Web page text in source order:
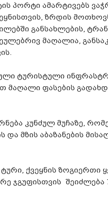
პორტი ამარტივებს
ზრდის
განსახლების,
მაღალია,
ტურისტული
მაღალი ფასების
კუნძულ მუჩაზე,
მზის აბაზანების
ტური, ქვეყნის ზოგიერთი
ჯგუფისთვის